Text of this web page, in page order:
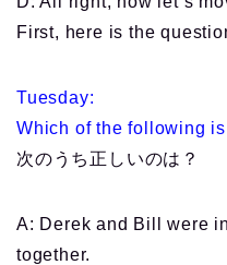
First, here is the
Tuesday:
Which of the following
次のうち正しいのは？
A: Derek and Bill were
together.